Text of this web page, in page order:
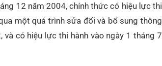
12 năm 2004, chính thức có hiệu lực thi
một quá trình sửa đổi và bổ sung thông
có hiệu lực thi hành vào ngày 1 tháng 7